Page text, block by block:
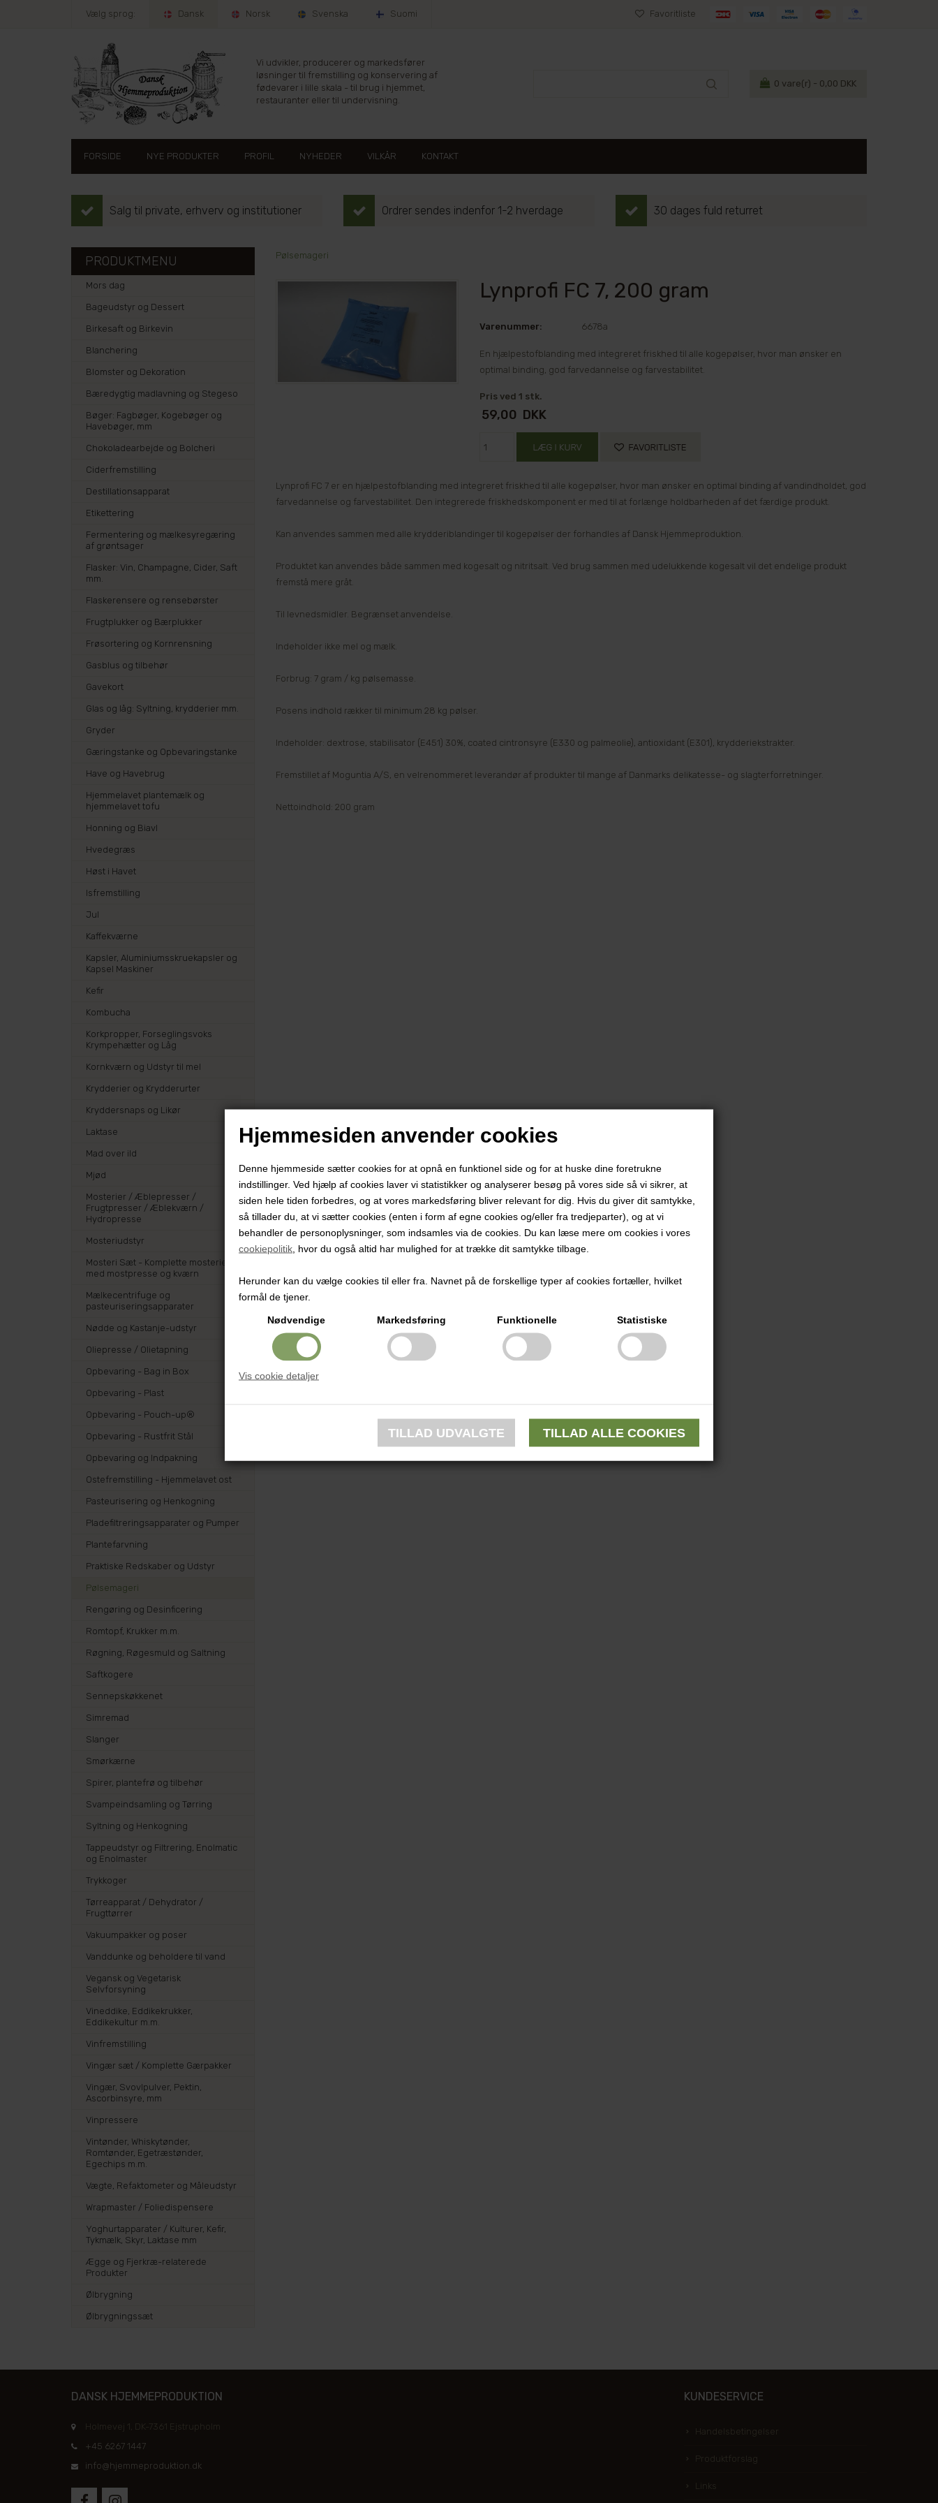
Hjemmesiden anvender cookies
Denne hjemmeside sætter cookies for at opnå en funktionel side og for at huske dine foretrukne
indstillinger. Ved hjælp af cookies laver vi statistikker og analyserer besøg på vores side så vi sikrer, at
siden hele tiden forbedres, og at vores markedsføring bliver relevant for dig. Hvis du giver dit samtykke,
så tillader du, at vi sætter cookies (enten i form af egne cookies og/eller fra tredjeparter), og at vi
behandler de personoplysninger, som indsamles via de cookies. Du kan læse mere om cookies i vores
cookiepolitik , hvor du også altid har mulighed for at trække dit samtykke tilbage.
Herunder kan du vælge cookies til eller fra. Navnet på de forskellige typer af cookies fortæller, hvilket
formål de tjener.
Nødvendige Markedsføring Funktionelle Statistiske
Vis cookie detaljer
Vælg sprog: Dansk Norsk Svenska Suomi Favoritliste
Vi udvikler, producerer og markedsfører
løsninger til fremstilling og konservering af
fødevarer i lille skala - til brug i hjemmet,
restauranter eller til undervisning.
0 vare(r) - 0,00 DKK
FORSIDE NYE PRODUKTER PROFIL NYHEDER VILKÅR KONTAKT
Salg til private, erhverv og institutioner Ordrer sendes indenfor 1-2 hverdage 30 dages fuld returret
Pølsemageri
Lynprofi FC 7, 200 gram
Varenummer: 6678a
En hjælpestofblanding med integreret friskhed til alle kogepølser, hvor man ønsker en
optimal binding, god farvedannelse og farvestabilitet.
Pris ved 1 stk.
59,00 DKK
Lynprofi FC 7 er en hjælpestofblanding med integreret friskhed til alle kogepølser, hvor man ønsker en optimal binding af vandindholdet, god
farvedannelse og farvestabilitet. Den integrerede friskhedskomponent er med til at forlænge holdbarheden af det færdige produkt.
Kan anvendes sammen med alle krydderiblandinger til kogepølser der forhandles af Dansk Hjemmeproduktion.
Produktet kan anvendes både sammen med kogesalt og nitritsalt. Ved brug sammen med udelukkende kogesalt vil det endelige produkt
fremstå mere gråt.
Til levnedsmidler. Begrænset anvendelse.
Indeholder ikke mel og mælk.
Forbrug: 7 gram / kg pølsemasse.
Posens indhold rækker til minimum 28 kg pølser.
Indeholder: dextrose, stabilisator (E451) 30%, coated cintronsyre (E330 og palmeolie), antioxidant (E301), krydderiekstrakter.
Fremstillet af Moguntia A/S, en velrenommeret leverandør af produkter til mange af Danmarks delikatesse- og slagterforretninger.
Nettoindhold: 200 gram
PRODUKTMENU
Mors dag
Bageudstyr og Dessert
Birkesaft og Birkevin
Blanchering
Blomster og Dekoration
Bæredygtig madlavning og Stegeso
Bøger: Fagbøger, Kogebøger og
Havebøger, mm
Chokoladearbejde og Bolcheri
Ciderfremstilling
Destillationsapparat
Etikettering
Fermentering og mælkesyregæring
af grøntsager
Flasker: Vin, Champagne, Cider, Saft
mm.
Flaskerensere og rensebørster
Frugtplukker og Bærplukker
Frøsortering og Kornrensning
Gasblus og tilbehør
Gavekort
Glas og låg: Syltning, krydderier mm.
Gryder
Gæringstanke og Opbevaringstanke
Have og Havebrug
Hjemmelavet plantemælk og
hjemmelavet tofu
Honning og Biavl
Hvedegræs
Høst i Havet
Isfremstilling
Jul
Kaffekværne
Kapsler, Aluminiumsskruekapsler og
Kapsel Maskiner
Kefir
Kombucha
Korkpropper, Forseglingsvoks
Krympehætter og Låg
Kornkværn og Udstyr til mel
Krydderier og Krydderurter
Kryddersnaps og Likør
Laktase
Mad over ild
Mjød
Mosterier / Æblepresser /
Frugtpresser / Æblekværn /
Hydropresse
Mosteriudstyr
Mosteri Sæt - Komplette mosterier
med mostpresse og kværn
Mælkecentrifuge og
pasteuriseringsapparater
Nødde og Kastanje-udstyr
Oliepresse / Olietapning
Opbevaring - Bag in Box
Opbevaring - Plast
Opbevaring - Pouch-up®
Opbevaring - Rustfrit Stål
Opbevaring og Indpakning
Ostefremstilling - Hjemmelavet ost
Pasteurisering og Henkogning
Pladefiltreringsapparater og Pumper
Plantefarvning
Praktiske Redskaber og Udstyr
Pølsemageri
Rengøring og Desinficering
Romtopf, Krukker m.m.
Røgning, Røgesmuld og Saltning
Saftkogere
Sennepskøkkenet
Simremad
Slanger
Smørkærne
Spirer, plantefrø og tilbehør
Svampeindsamling og Tørring
Syltning og Henkogning
Tappeudstyr og Filtrering, Enolmatic
og Enolmaster
Trykkoger
Tørreapparat / Dehydrator /
Frugttørrer
Vakuumpakker og poser
Vanddunke og beholdere til vand
Vegansk og Vegetarisk
Selvforsyning
Vineddike, Eddikekrukker,
Eddikekultur m.m.
Vinfremstilling
Vingær sæt / Komplette Gærpakker
Vingær, Svovlpulver, Pektin,
Ascorbinsyre, mm
Vinpressere
Vintønder, Whiskytønder,
Romtønder, Egetræstønder,
Egechips m.m.
Vægte, Refaktometer og Måleudstyr
Wrapmaster / Foliedispensere
Yoghurtapparater / Kulturer, Kefir,
Tykmælk, Skyr, Laktase mm
Ægge og Fjerkræ-relaterede
Produkter
Ølbrygning
Ølbrygningssæt
DANSK HJEMMEPRODUKTION
Holmevej 1, DK-7361 Ejstrupholm
+45 6267 1447
info@hjemmeproduktion.dk
KUNDESERVICE
Handelsbetingelser
Produktforslag